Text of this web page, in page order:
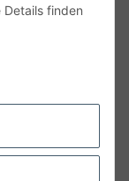
finden
und fehlerhafte
oder spezielle
können